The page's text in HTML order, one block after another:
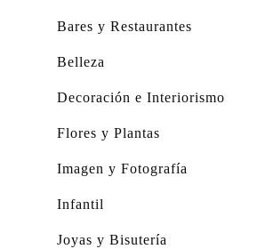
Bares y Restaurantes
Belleza
Decoración e Interiorismo
Flores y Plantas
Imagen y Fotografía
Infantil
Joyas y Bisutería